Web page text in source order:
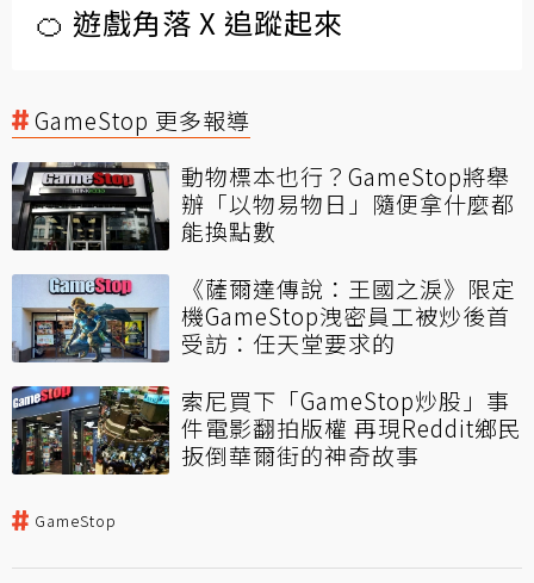
🍊 遊戲角落 X 追蹤起來
GameStop 更多報導
動物標本也行？GameStop將舉
辦「以物易物日」隨便拿什麼都
能換點數
《薩爾達傳說：王國之淚》限定
機GameStop洩密員工被炒後首
受訪：任天堂要求的
索尼買下「GameStop炒股」事
件電影翻拍版權 再現Reddit鄉民
扳倒華爾街的神奇故事
GameStop